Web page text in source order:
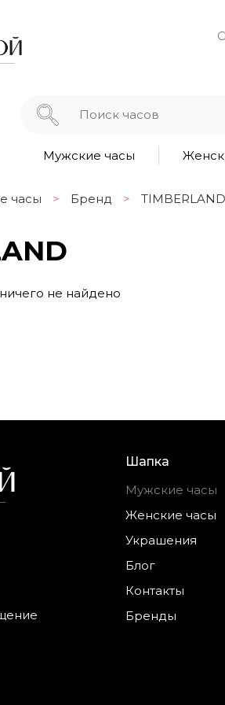
Мужские часы
часы Бренд TIMBERLAND
не найдено
Шапка
Мужские часы
Женские часы
Украшения
Блог
Контакты
Бренды